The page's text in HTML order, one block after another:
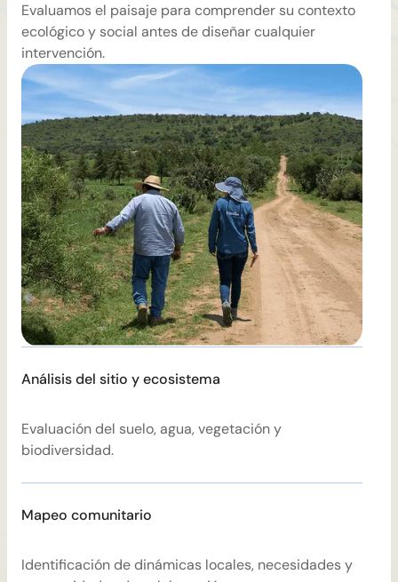
Evaluamos el paisaje para comprender su contexto
ecológico y social antes de diseñar cualquier
intervención.
Análisis del sitio y ecosistema
Evaluación del suelo, agua, vegetación y
biodiversidad.
Mapeo comunitario
Identificación de dinámicas locales, necesidades y